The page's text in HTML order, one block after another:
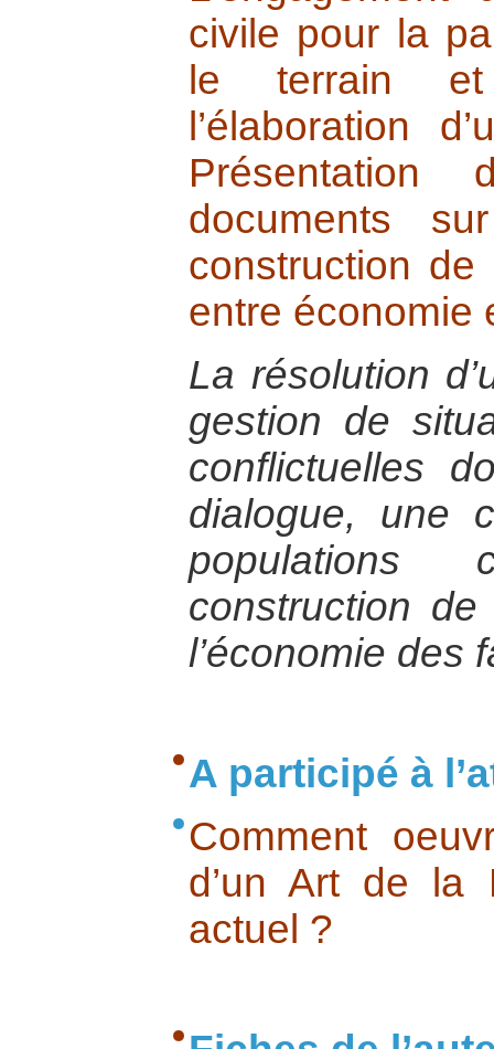
civile pour la
le terrain
l’élaboration
Présentation
documents
construction
entre économie
La résolution
gestion de
conflictuelles
dialogue, une
construction
l’économie des
A participé à
Comment
d’un Art de la
actuel ?